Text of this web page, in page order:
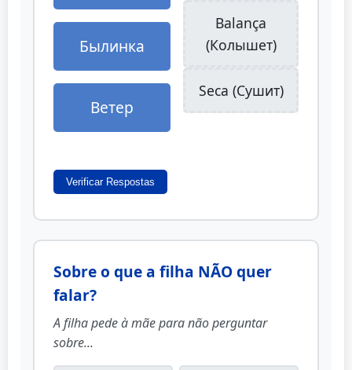
Былинка
Ветер
Balança
(Колышет)
Seca (Сушит)
Verificar Respostas
Sobre o que a filha NÃO quer
falar?
A filha pede à mãe para não perguntar
sobre...